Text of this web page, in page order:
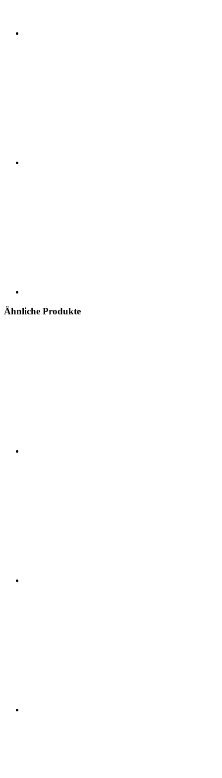
Ähnliche Produkte